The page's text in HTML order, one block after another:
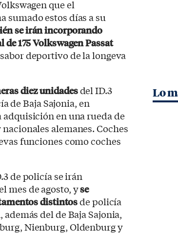
que el
sumado estos días a su
se irán incorporando
175 Volkswagen Passat
deportivo de la longeva
diez unidadesdel ID.3
de Baja Sajonia, en
en una rueda de
alemanes. Coches
funciones como coches
de policía se irán
mes de agosto, yse
distintosde policía
del de Baja Sajonia,
Nienburg, Oldenburg y
Lo